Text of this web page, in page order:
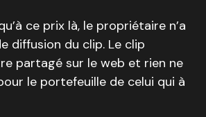
ce prix là, le propriétaire n’a
diffusion du clip. Le clip
partagé sur le web et rien ne
le portefeuille de celui qui à